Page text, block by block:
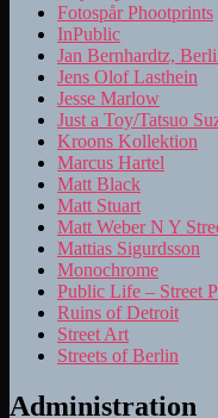
Fotospår Phootprints
InPublic
Jan Bernhardtz,
Jens Olof Lasthein
Jesse Marlow
Just a Toy/Tatsuo
Kroons Kollektion
Marcus Hartel
Matt Black
Matt Stuart
Matt Weber N Y
Mattias Sigurdsson
Monochrome
Public Life – Street
Ruins of Detroit
Street Art
Streets of Berlin
Administration